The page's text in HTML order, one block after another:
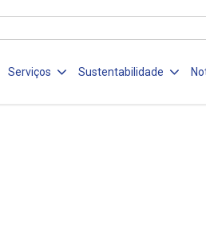
Serviços Sustentabilidade